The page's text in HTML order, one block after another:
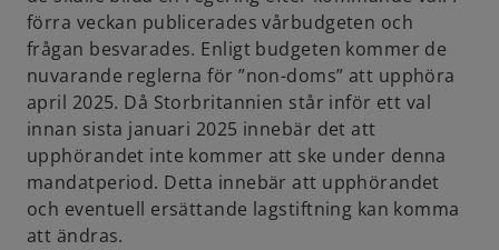
förra veckan publicerades vårbudgeten och
frågan besvarades. Enligt budgeten kommer de
nuvarande reglerna för ”non-doms” att upphöra
april 2025. Då Storbritannien står inför ett val
innan sista januari 2025 innebär det att
upphörandet inte kommer att ske under denna
mandatperiod. Detta innebär att upphörandet
och eventuell ersättande lagstiftning kan komma
att ändras.